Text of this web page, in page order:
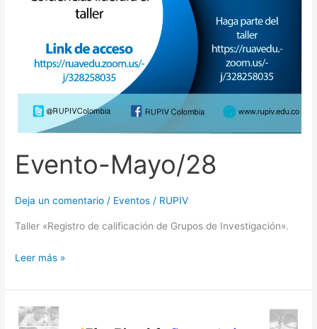
Evento-Mayo/28
Deja un comentario / Eventos / RUPIV
Taller «Registro de calificación de Grupos de Investigación».
Leer más »
Convocatoria